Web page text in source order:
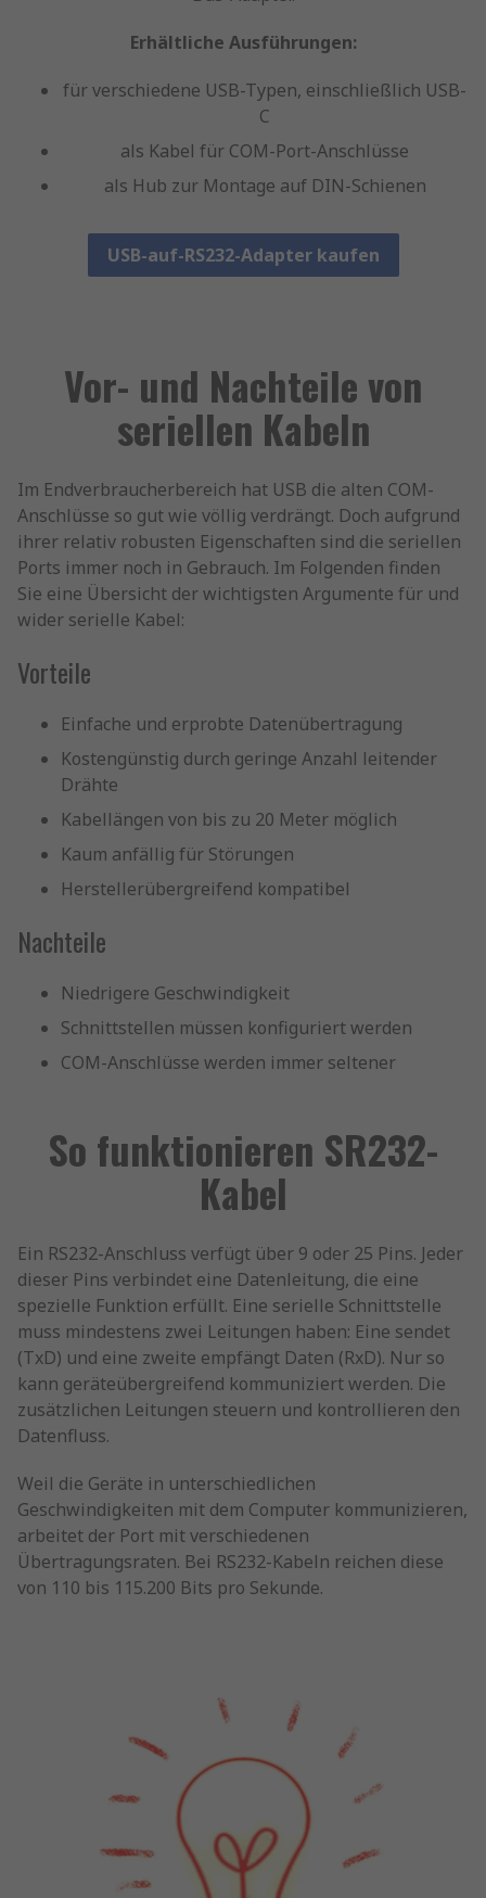
Erhältliche Ausführungen:
für verschiedene USB-Typen, einschließlich USB-
C
als Kabel für COM-Port-Anschlüsse
als Hub zur Montage auf DIN-Schienen
USB-auf-RS232-Adapter kaufen
Vor- und Nachteile von
seriellen Kabeln
Im Endverbraucherbereich hat USB die alten COM-
Anschlüsse so gut wie völlig verdrängt. Doch aufgrund
ihrer relativ robusten Eigenschaften sind die seriellen
Ports immer noch in Gebrauch. Im Folgenden finden
Sie eine Übersicht der wichtigsten Argumente für und
wider serielle Kabel:
Vorteile
Einfache und erprobte Datenübertragung
Kostengünstig durch geringe Anzahl leitender
Drähte
Kabellängen von bis zu 20 Meter möglich
Kaum anfällig für Störungen
Herstellerübergreifend kompatibel
Nachteile
Niedrigere Geschwindigkeit
Schnittstellen müssen konfiguriert werden
COM-Anschlüsse werden immer seltener
So funktionieren SR232-
Kabel
Ein RS232-Anschluss verfügt über 9 oder 25 Pins. Jeder
dieser Pins verbindet eine Datenleitung, die eine
spezielle Funktion erfüllt. Eine serielle Schnittstelle
muss mindestens zwei Leitungen haben: Eine sendet
(TxD) und eine zweite empfängt Daten (RxD). Nur so
kann geräteübergreifend kommuniziert werden. Die
zusätzlichen Leitungen steuern und kontrollieren den
Datenfluss.
Weil die Geräte in unterschiedlichen
Geschwindigkeiten mit dem Computer kommunizieren,
arbeitet der Port mit verschiedenen
Übertragungsraten. Bei RS232-Kabeln reichen diese
von 110 bis 115.200 Bits pro Sekunde.